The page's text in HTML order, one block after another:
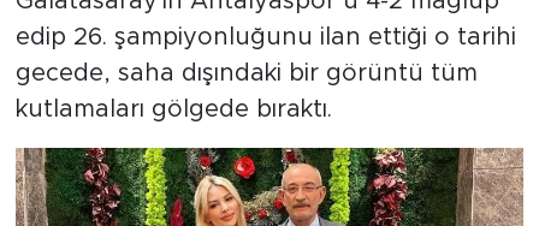
edip 26. şampiyonluğunu ilan ettiği o tarihi
gecede, saha dışındaki bir görüntü tüm
kutlamaları gölgede bıraktı.